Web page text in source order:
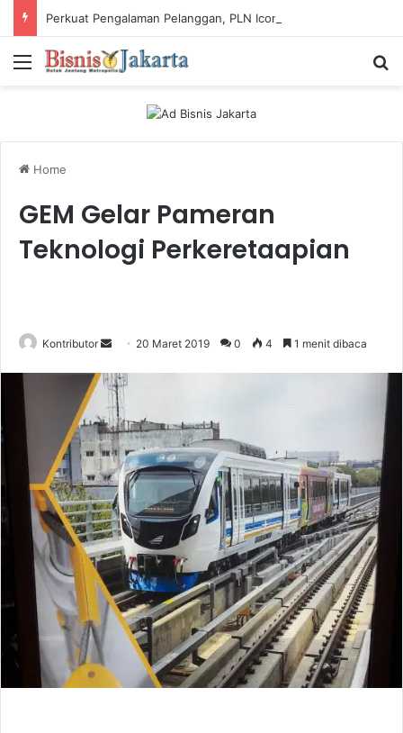
Menu
Home
GEM Gelar Pameran
Teknologi Perkeretaapian
Kontributor
n
d
a
n
e
m
a
i
l
20 Maret 2019 0 4 1 menit dibaca